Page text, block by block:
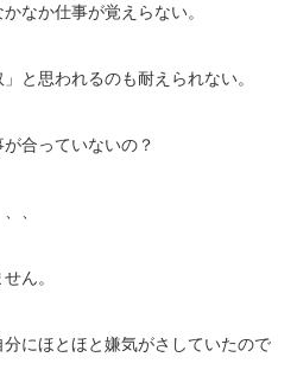
なか仕事が覚えらない。
と思われるのも耐えられない。
合っていないの？
、
ん。
にほとほと嫌気がさしていたので